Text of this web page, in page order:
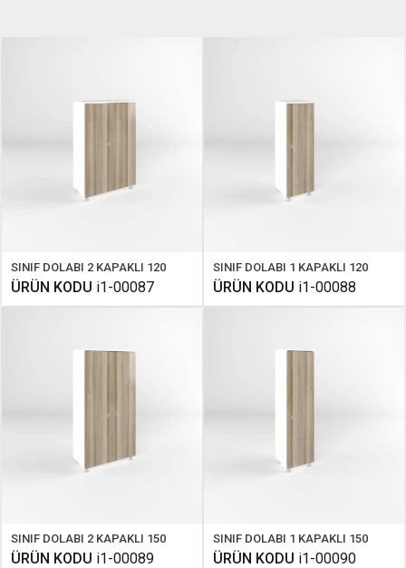
SINIF DOLABI 2 KAPAKLI 120
ÜRÜN KODU i1-00087
SINIF DOLABI 1 KAPAKLI 120
ÜRÜN KODU i1-00088
SINIF DOLABI 2 KAPAKLI 150
ÜRÜN KODU i1-00089
SINIF DOLABI 1 KAPAKLI 150
ÜRÜN KODU i1-00090